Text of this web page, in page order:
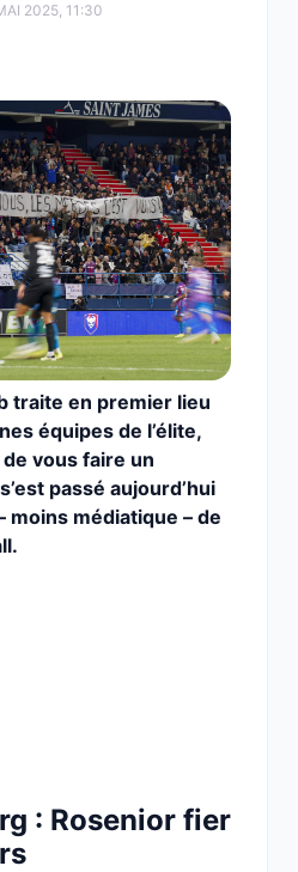
2025, 11:30
traite en premier lieu
équipes de l’élite,
vous faire un
passé aujourd’hui
moins médiatique – de
: Rosenior fier